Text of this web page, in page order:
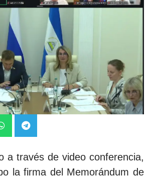
a través de video conferencia,
la firma del Memorándum de